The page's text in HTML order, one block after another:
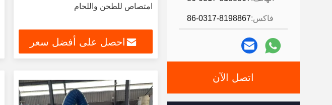
فاكس:86-0317-8198867
اتصل الآن
امتصاص للطحن واللحام
احصل على أفضل سعر